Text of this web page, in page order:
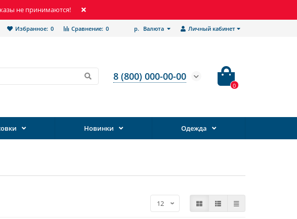
не принимаются!
Личный кабинет
р. Валюта
Сравнение: 0
Избранное: 0
8 (800) 000-00-00
0
Новинки Одежда